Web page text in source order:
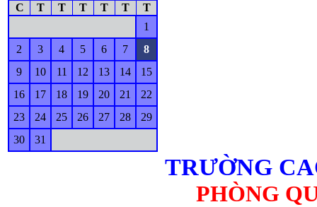
C
T T T T T
T
1
2
3 4 5 6 7
8
9
10 11 12 13 14
15
16
17 18 19 20 21
22
23
24 25 26 27 28
29
30
31
TRƯỜNG
PHÒNG